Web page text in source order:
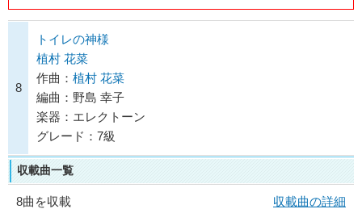
8
トイレの神様
植村 花菜
作曲： 植村 花菜
編曲：野島 幸子
楽器：エレクトーン
グレード：7級
収載曲一覧
8曲を収載
収載曲の詳細